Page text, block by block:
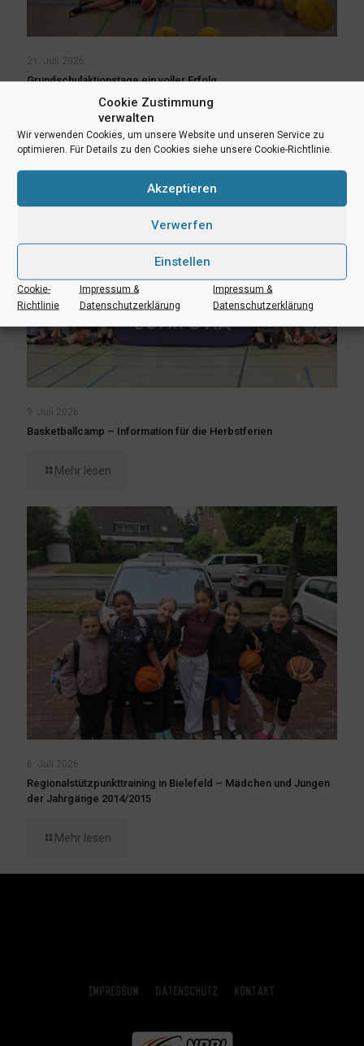
Cookie Zustimmung
verwalten
Wir verwenden Cookies, um unsere Website und unseren Service zu
optimieren. Für Details zu den Cookies siehe unsere Cookie-Richtlinie.
Akzeptieren
Verwerfen
Einstellen
Cookie-
Richtlinie
Impressum &
Datenschutzerklärung
Impressum &
Datenschutzerklärung
21. Juli 2026
Grundschulaktionstage ein voller Erfolg
Mehr lesen
9. Juli 2026
Basketballcamp – Information für die Herbstferien
Mehr lesen
6. Juli 2026
Regionalstützpunkttraining in Bielefeld – Mädchen und Jungen
der Jahrgänge 2014/2015
Mehr lesen
Impressum Datenschutz Kontakt